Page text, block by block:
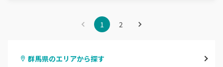
1 2
群馬県のエリアから探す